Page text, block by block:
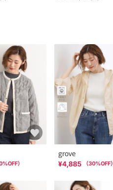
%OFF）
grove
¥4,885 （30%OFF）